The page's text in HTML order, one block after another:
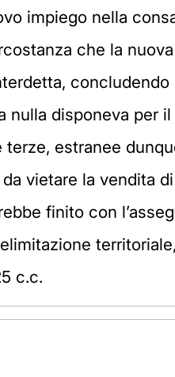
impiego nella
che la
nulla disponeva per
estranee
vietare la vendita
finito con
c.c.